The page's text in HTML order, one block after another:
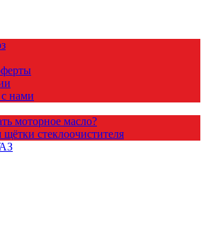
с нами
моторное масло?
стеклоочистителя